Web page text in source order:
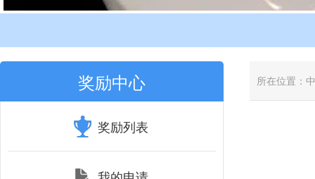
奖励中心
奖励列表
所在位置：